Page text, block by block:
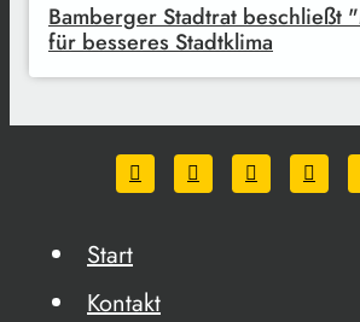
Bamberger Stadtrat beschließt
für besseres Stadtklima
Start
Kontakt